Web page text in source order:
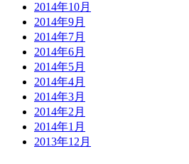
2014年10月
2014年9月
2014年7月
2014年6月
2014年5月
2014年4月
2014年3月
2014年2月
2014年1月
2013年12月